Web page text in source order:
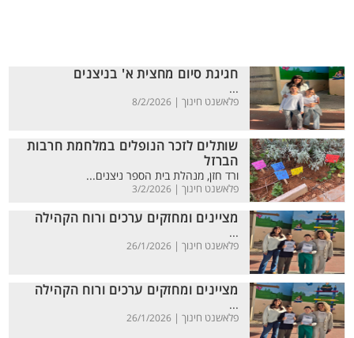
חגיגת סיום מחצית א' בניצנים
...
פלאשנט חינוך | 8/2/2026
שותלים לזכר הנופלים במלחמת חרבות
הברזל
ורד חזן, מנהלת בית הספר ניצנים...
פלאשנט חינוך | 3/2/2026
מציינים ומחזקים ערכים ורוח הקהילה
...
פלאשנט חינוך | 26/1/2026
מציינים ומחזקים ערכים ורוח הקהילה
...
פלאשנט חינוך | 26/1/2026